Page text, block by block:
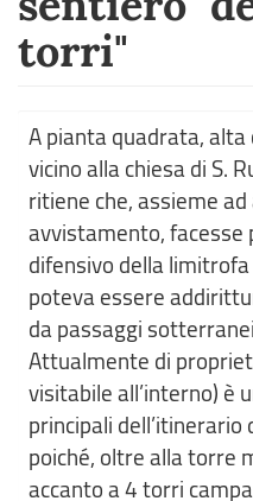
torri"
A pianta quadrata,
vicino alla chiesa di S.
ritiene che, assieme
avvistamento,
difensivo della
poteva essere
da passaggi
Attualmente di
visitabile all’interno) è
principali dell’itinerario
poiché, oltre alla torre
accanto a 4 torri